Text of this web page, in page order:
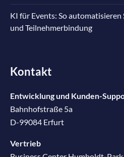
KI für Events: So
und Teilnehmerbindung
Kontakt
Entwicklung und Kunden-
Bahnhofstraße 5a
D-99084 Erfurt
Vertrieb